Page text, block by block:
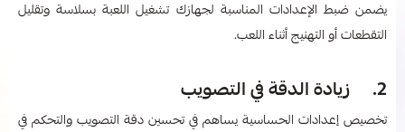
يضمن ضبط الإعدادات المناسبة لجهازك تشغيل اللعبة بسلاسة وتقليل
التقطعات أو التهنيج أثناء اللعب.
2. زيادة الدقة في التصويب
تخصيص إعدادات الحساسية يساهم في تحسين دقة التصويب والتحكم في